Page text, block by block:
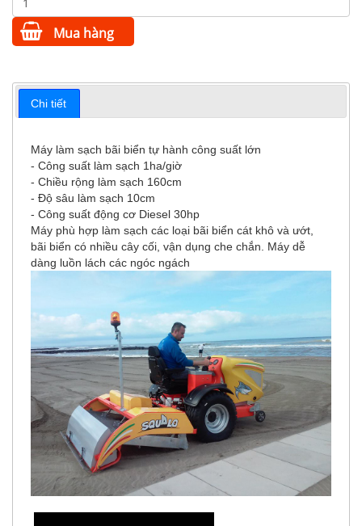
Mua hàng
Chi tiết
Máy làm sạch bãi biển tự hành công suất lớn
- Công suất làm sạch 1ha/giờ
- Chiều rộng làm sạch 160cm
- Độ sâu làm sạch 10cm
- Công suất động cơ Diesel 30hp
Máy phù hợp làm sạch các loại bãi biển cát khô và ướt,
bãi biển có nhiều cây cối, vận dụng che chắn. Máy dễ
dàng luồn lách các ngóc ngách